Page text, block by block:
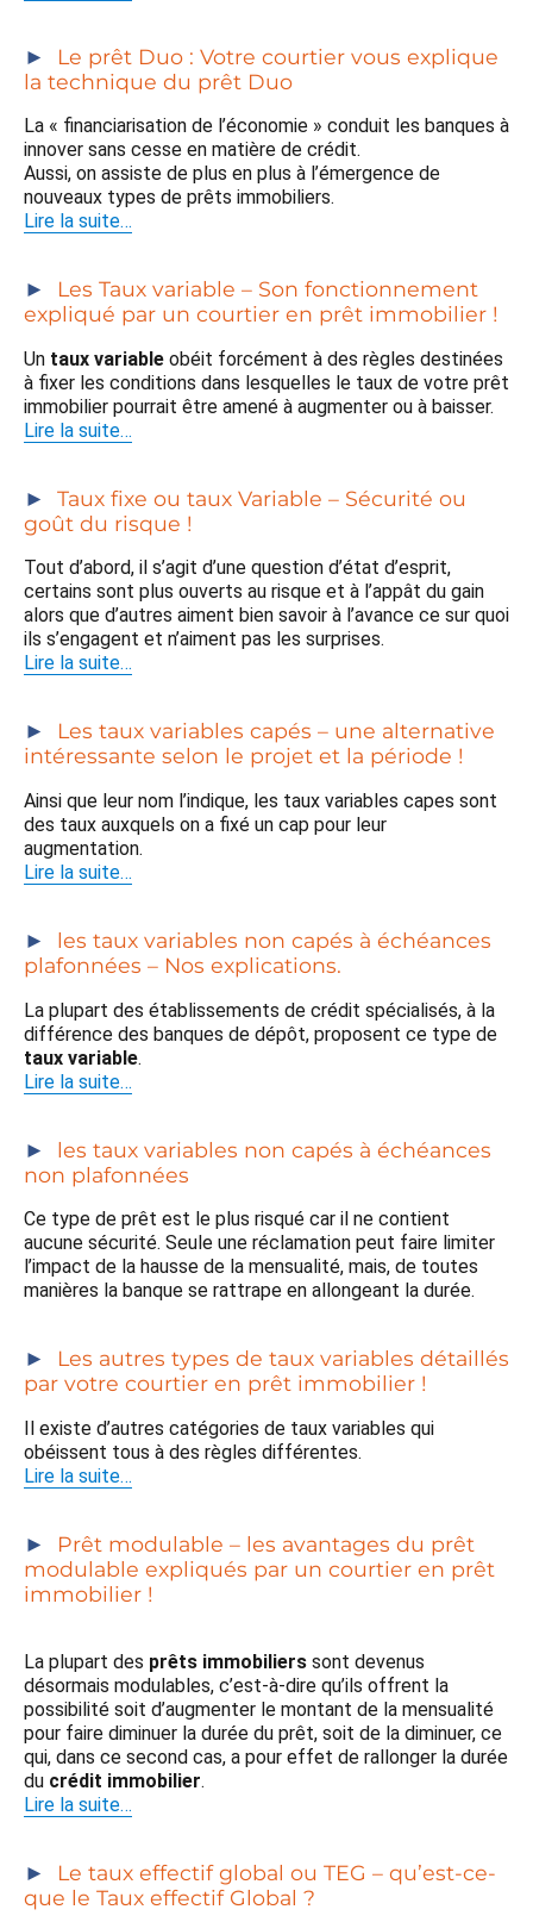
Le prêt Duo : Votre courtier vous explique
la technique du prêt Duo
La « financiarisation de l’économie » conduit les banques à
innover sans cesse en matière de crédit.
Aussi, on assiste de plus en plus à l’émergence de
nouveaux types de prêts immobiliers.
Lire la suite…
Les Taux variable – Son fonctionnement
expliqué par un courtier en prêt immobilier !
Un taux variable obéit forcément à des règles destinées
à fixer les conditions dans lesquelles le taux de votre prêt
immobilier pourrait être amené à augmenter ou à baisser.
Lire la suite…
Taux fixe ou taux Variable – Sécurité ou
goût du risque !
Tout d’abord, il s’agit d’une question d’état d’esprit,
certains sont plus ouverts au risque et à l’appât du gain
alors que d’autres aiment bien savoir à l’avance ce sur quoi
ils s’engagent et n’aiment pas les surprises.
Lire la suite…
Les taux variables capés – une alternative
intéressante selon le projet et la période !
Ainsi que leur nom l’indique, les taux variables capes sont
des taux auxquels on a fixé un cap pour leur
augmentation.
Lire la suite…
les taux variables non capés à échéances
plafonnées – Nos explications.
La plupart des établissements de crédit spécialisés, à la
différence des banques de dépôt, proposent ce type de
taux variable.
Lire la suite…
les taux variables non capés à échéances
non plafonnées
Ce type de prêt est le plus risqué car il ne contient
aucune sécurité. Seule une réclamation peut faire limiter
l’impact de la hausse de la mensualité, mais, de toutes
manières la banque se rattrape en allongeant la durée.
Les autres types de taux variables détaillés
par votre courtier en prêt immobilier !
Il existe d’autres catégories de taux variables qui
obéissent tous à des règles différentes.
Lire la suite…
Prêt modulable – les avantages du prêt
modulable expliqués par un courtier en prêt
immobilier !
La plupart des prêts immobiliers sont devenus
désormais modulables, c’est-à-dire qu’ils offrent la
possibilité soit d’augmenter le montant de la mensualité
pour faire diminuer la durée du prêt, soit de la diminuer, ce
qui, dans ce second cas, a pour effet de rallonger la durée
du crédit immobilier.
Lire la suite…
Le taux effectif global ou TEG – qu’est-ce-
que le Taux effectif Global ?